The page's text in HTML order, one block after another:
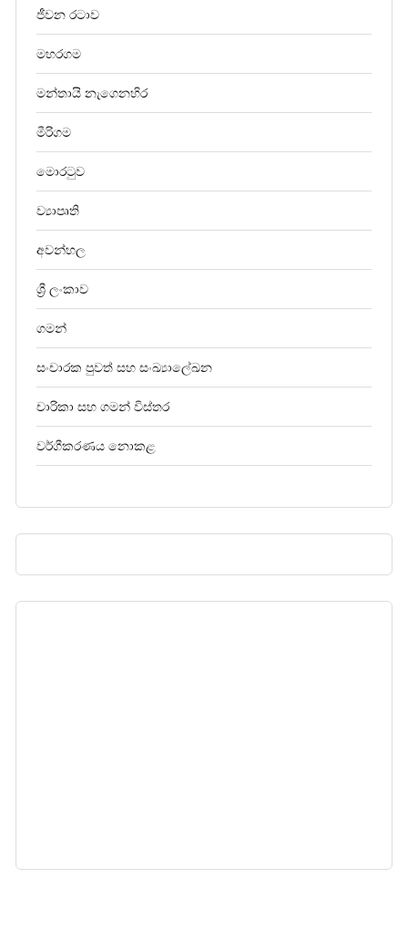
ජීවන රටාව
මහරගම
මන්තායි නැගෙනහිර
මීරිගම
මොරටුව
ව්‍යාපෘති
අවන්හල
ශ්‍රී ලංකාව
ගමන්
සංචාරක පුවත් සහ සංඛ්‍යාලේඛන
චාරිකා සහ ගමන් විස්තර
වර්ගීකරණය නොකළ